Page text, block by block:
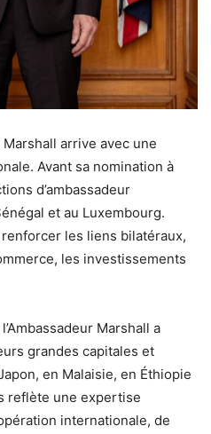
arrive avec une
Avant sa nomination à
d’ambassadeur
et au Luxembourg.
les liens bilatéraux,
les investissements
Marshall a
grandes capitales et
en Malaisie, en Éthiopie
reflète une expertise
internationale, de